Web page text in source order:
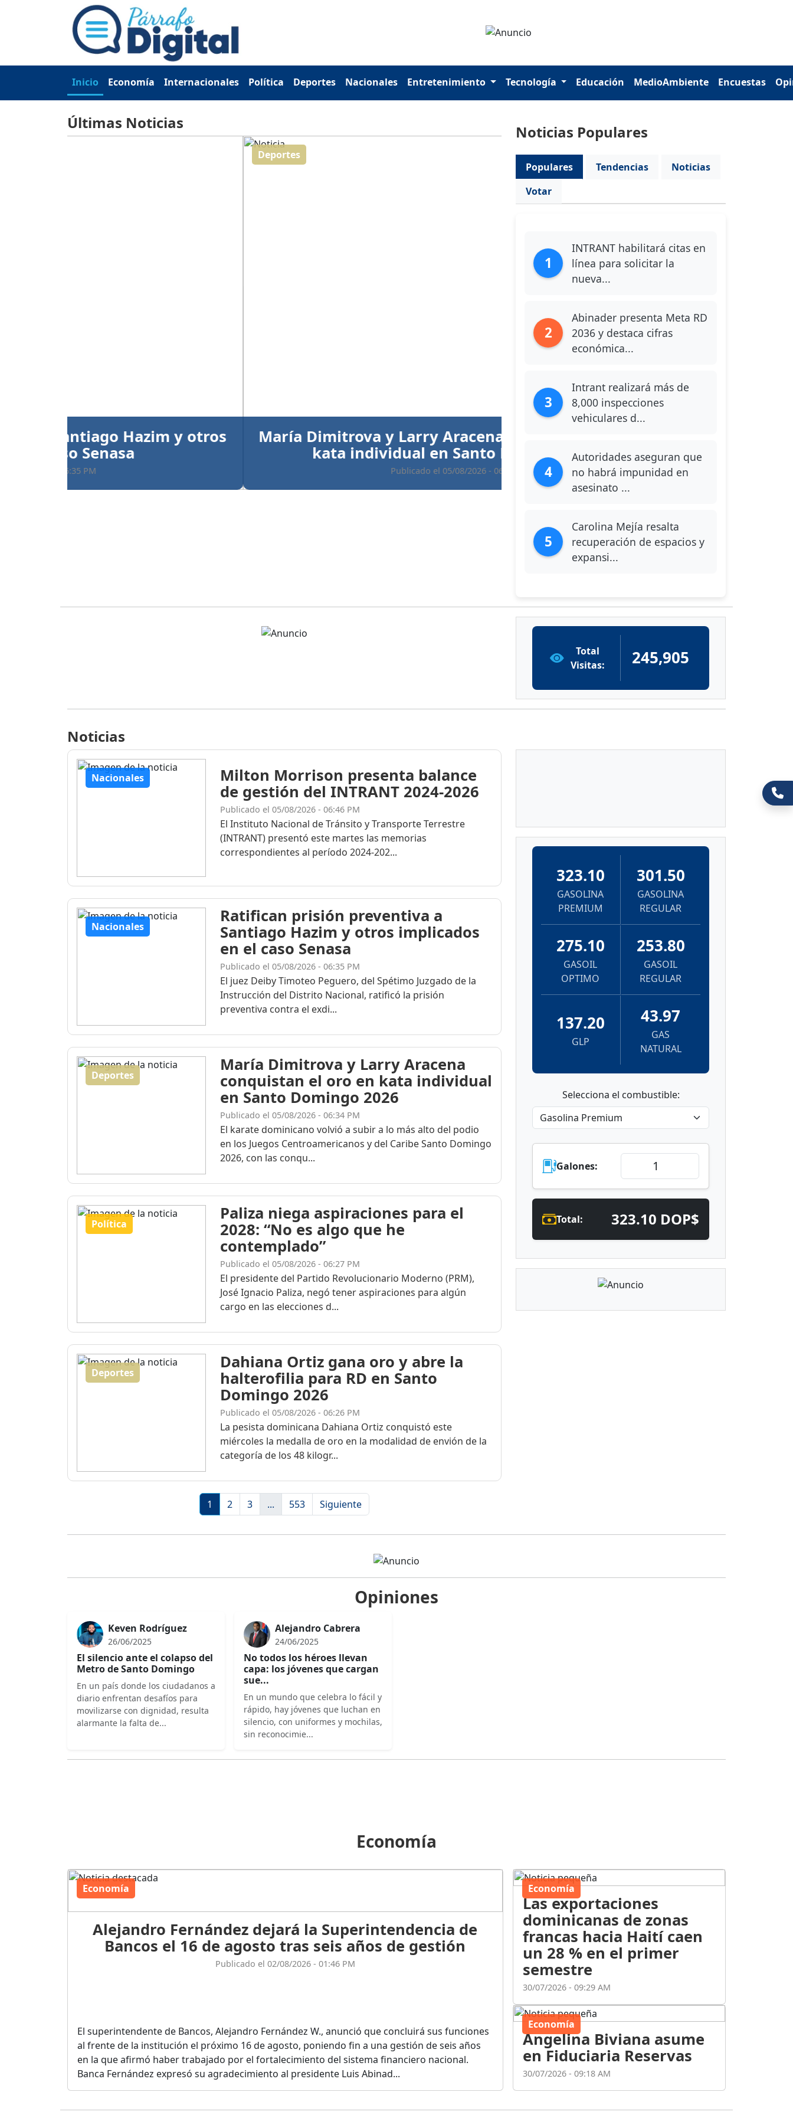
Inicio Economía Internacionales Política Deportes Nacionales Entretenimiento Tecnología Educación MedioAmbiente Encuestas
Últimas Noticias
María Dimitrova y Larry Aracena conquistan el oro en
kata individual en Santo Domingo 2026
Noticias Populares
Populares Tendencias
Noticias
Votar
1
INTRANT habilitará citas en
línea para solicitar la
nueva...
2
Abinader presenta Meta RD
2036 y destaca cifras
económica...
3
Intrant realizará más de
8,000 inspecciones
vehiculares d...
4
Autoridades aseguran que
no habrá impunidad en
asesinato ...
5
Carolina Mejía resalta
recuperación de espacios y
expansi...
Total
Visitas:
245,905
Noticias
Nacionales
Milton Morrison presenta balance
de gestión del INTRANT 2024-2026
Publicado el 05/08/2026 - 06:46 PM
El Instituto Nacional de Tránsito y Transporte Terrestre
(INTRANT) presentó este martes las memorias
correspondientes al período 2024-202...
Nacionales
Ratifican prisión preventiva a
Santiago Hazim y otros implicados
en el caso Senasa
Publicado el 05/08/2026 - 06:35 PM
El juez Deiby Timoteo Peguero, del Spétimo Juzgado de la
Instrucción del Distrito Nacional, ratificó la prisión
preventiva contra el exdi...
Deportes
María Dimitrova y Larry Aracena
conquistan el oro en kata individual
en Santo Domingo 2026
Publicado el 05/08/2026 - 06:34 PM
El karate dominicano volvió a subir a lo más alto del podio
en los Juegos Centroamericanos y del Caribe Santo Domingo
2026, con las conqu...
Política
Paliza niega aspiraciones para el
2028: “No es algo que he
contemplado”
Publicado el 05/08/2026 - 06:27 PM
El presidente del Partido Revolucionario Moderno (PRM),
José Ignacio Paliza, negó tener aspiraciones para algún
cargo en las elecciones d...
Deportes
Dahiana Ortiz gana oro y abre la
halterofilia para RD en Santo
Domingo 2026
Publicado el 05/08/2026 - 06:26 PM
La pesista dominicana Dahiana Ortiz conquistó este
miércoles la medalla de oro en la modalidad de envión de la
categoría de los 48 kilogr...
1 2 3 ... 553 Siguiente
323.10
GASOLINA
PREMIUM
301.50
GASOLINA
REGULAR
275.10
GASOIL
OPTIMO
253.80
GASOIL
REGULAR
137.20
GLP
43.97
GAS
NATURAL
Selecciona el combustible:
Galones:
Total: 323.10 DOP$
Opiniones
Keven Rodríguez
26/06/2025
El silencio ante el colapso del
Metro de Santo Domingo
En un país donde los ciudadanos a
diario enfrentan desafíos para
movilizarse con dignidad, resulta
alarmante la falta de...
Alejandro Cabrera
24/06/2025
No todos los héroes llevan
capa: los jóvenes que cargan
sue...
En un mundo que celebra lo fácil y
rápido, hay jóvenes que luchan en
silencio, con uniformes y mochilas,
sin reconocimie...
Economía
Economía
Alejandro Fernández dejará la Superintendencia de
Bancos el 16 de agosto tras seis años de gestión
Publicado el 02/08/2026 - 01:46 PM
El superintendente de Bancos, Alejandro Fernández W., anunció que concluirá sus funciones
al frente de la institución el próximo 16 de agosto, poniendo fin a una gestión de seis años
en la que afirmó haber trabajado por el fortalecimiento del sistema financiero nacional.
Banca Fernández expresó su agradecimiento al presidente Luis Abinad...
Economía
Las exportaciones
dominicanas de zonas
francas hacia Haití caen
un 28 % en el primer
semestre
30/07/2026 - 09:29 AM
Economía
Angelina Biviana asume
en Fiduciaria Reservas
30/07/2026 - 09:18 AM